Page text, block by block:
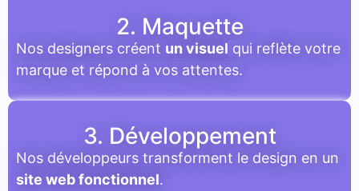
2. Maquette
Nos designers créent un visuel qui reflète votre
marque et répond à vos attentes.
3. Développement
Nos développeurs transforment le design en un
site web fonctionnel.